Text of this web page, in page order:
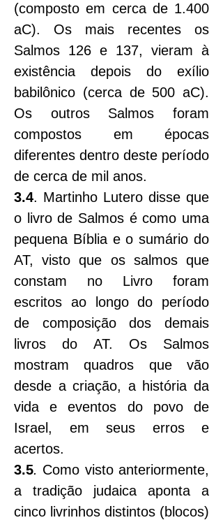
(composto em cerca de 1.400
aC). Os mais recentes os
Salmos 126 e 137, vieram à
existência depois do exílio
babilônico (cerca de 500 aC).
Os outros Salmos foram
compostos em épocas
diferentes dentro deste período
de cerca de mil anos.
3.4. Martinho Lutero disse que
o livro de Salmos é como uma
pequena Bíblia e o sumário do
AT, visto que os salmos que
constam no Livro foram
escritos ao longo do período
de composição dos demais
livros do AT. Os Salmos
mostram quadros que vão
desde a criação, a história da
vida e eventos do povo de
Israel, em seus erros e
acertos.
3.5. Como visto anteriormente,
a tradição judaica aponta a
cinco livrinhos distintos (blocos)